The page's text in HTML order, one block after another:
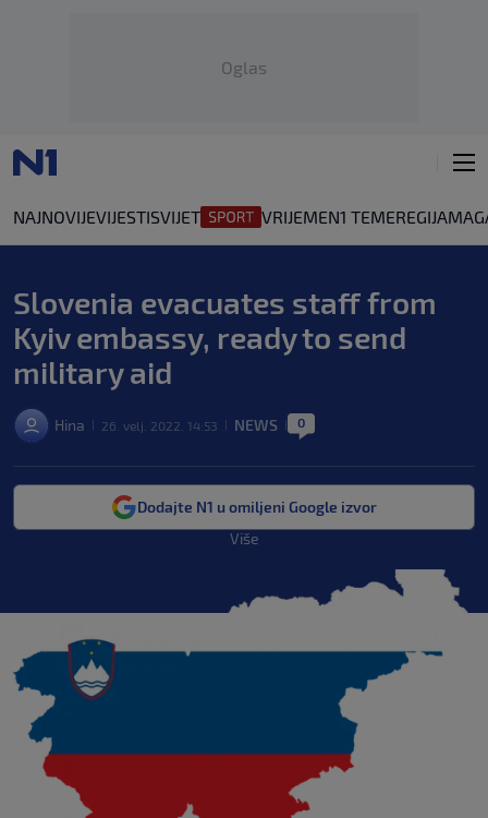
Oglas
NAJNOVIJEVIJESTISVIJET VRIJEMEN1 TEMEREGIJA
Slovenia evacuates staff from
Kyiv embassy, ready to send
military aid
Hina 26. velj. 2022. 14:53 NEWS 0
Dodajte N1 u omiljeni Google izvor
Više